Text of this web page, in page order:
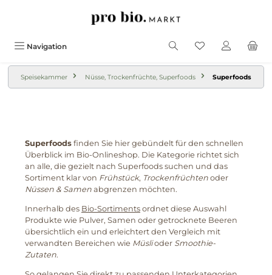
Navigation
Speisekammer Nüsse, Trockenfrüchte, Superfoods Superfoods
Superfoods finden Sie hier gebündelt für den schnellen
Überblick im Bio-Onlineshop. Die Kategorie richtet sich
an alle, die gezielt nach Superfoods suchen und das
Sortiment klar von Frühstück, Trockenfrüchten oder
Nüssen & Samen abgrenzen möchten.
Innerhalb des Bio-Sortiments ordnet diese Auswahl
Produkte wie Pulver, Samen oder getrocknete Beeren
übersichtlich ein und erleichtert den Vergleich mit
verwandten Bereichen wie Müslioder Smoothie-
Zutaten.